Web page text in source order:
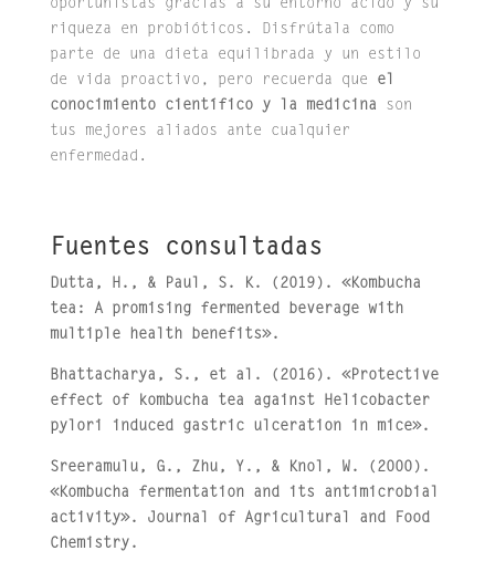
oportunistas gracias a su entorno ácido y su
riqueza en probióticos.
Disfrútala como
parte de una dieta equilibrada y un estilo
de vida proactivo, pero recuerda que el
conocimiento científico y la medicina son
tus mejores aliados ante cualquier
enfermedad.
Fuentes consultadas
Dutta, H., & Paul, S. K. (2019). «Kombucha
tea: A promising fermented beverage with
multiple health benefits».
Bhattacharya, S., et al. (2016). «Protective
effect of kombucha tea against Helicobacter
pylori induced gastric ulceration in mice».
Sreeramulu, G., Zhu, Y., & Knol, W. (2000).
«Kombucha fermentation and its antimicrobial
activity». Journal of Agricultural and Food
Chemistry.